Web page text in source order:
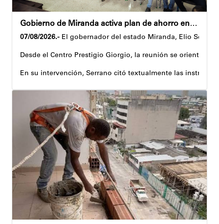
Gobierno de Miranda activa plan de ahorro energético en la entidad
07/08/2026.- El gobernador del estado Miranda, Elio
Desde el Centro Prestigio Giorgio, la reunión se orientó al
En su intervención, Serrano citó textualmente las
Igualmente, explicó que el propósito central de este
Despliegue territorial
El encuentro contó con la participación del diputado
Como parte de los acuerdos orientados durante la
Joshua Piña